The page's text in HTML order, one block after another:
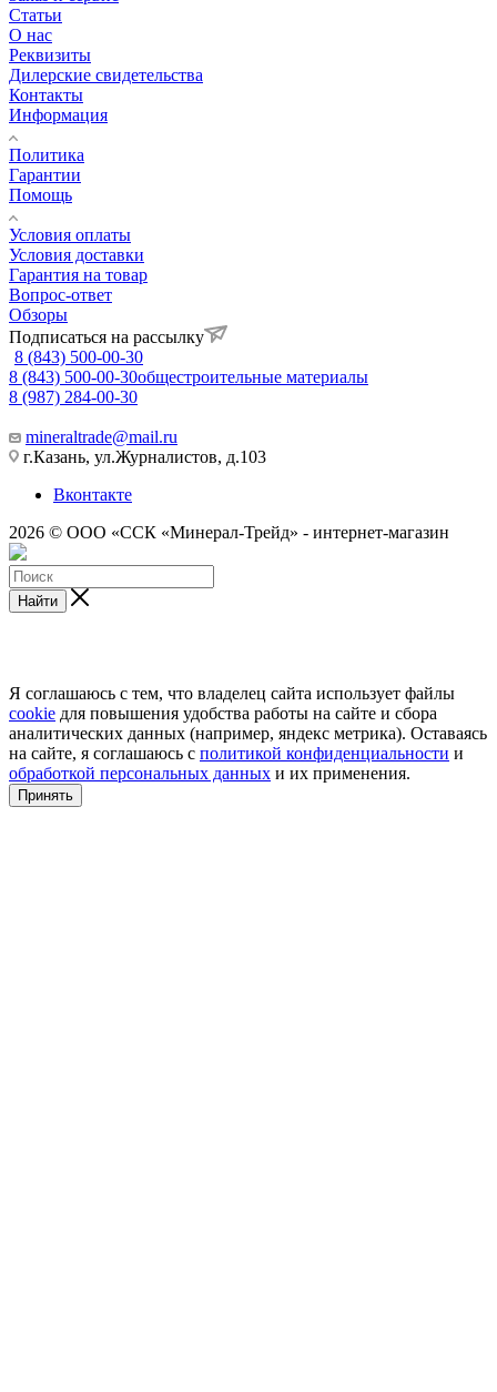
Статьи
О нас
Реквизиты
Дилерские свидетельства
Контакты
Информация
Политика
Гарантии
Помощь
Условия оплаты
Условия доставки
Гарантия на товар
Вопрос-ответ
Обзоры
Подписаться на рассылку
8 (843) 500-00-30
8 (843) 500-00-30общестроительные материалы
8 (987) 284-00-30
mineraltrade@mail.ru
г.Казань, ул.Журналистов, д.103
Вконтакте
2026 © ООО «ССК «Минерал-Трейд» - интернет-магазин
Найти
Я соглашаюсь с тем, что владелец сайта использует файлы
cookie для повышения удобства работы на сайте и сбора
аналитических данных (например, яндекс метрика). Оставаясь
на сайте, я соглашаюсь с политикой конфиденциальности и
обработкой персональных данных и их применения.
Принять